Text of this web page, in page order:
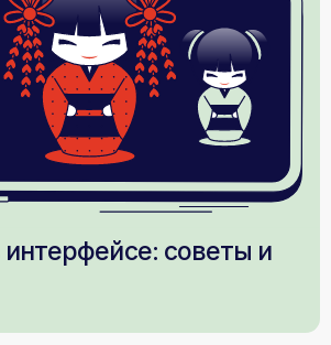
интерфейсе: советы и